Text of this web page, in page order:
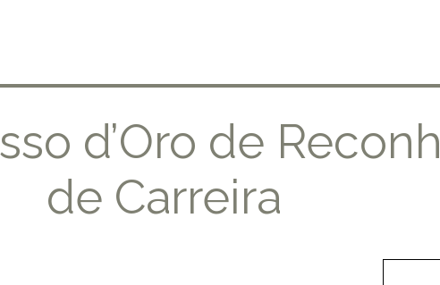
d’Oro de
de Carreira